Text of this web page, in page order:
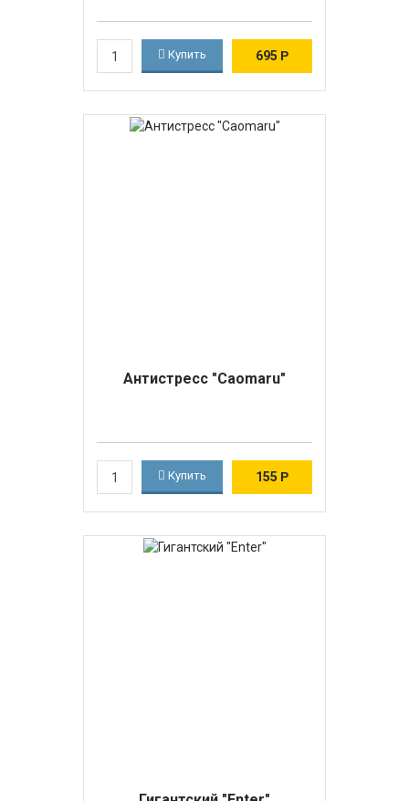
Купить 695 Р
Антистресс "Caomaru"
Купить 155 Р